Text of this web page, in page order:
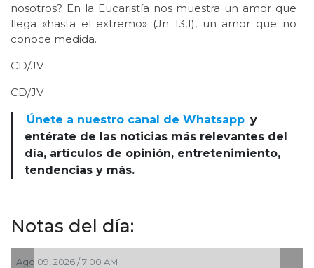
nosotros? En la Eucaristía nos muestra un amor que
llega «hasta el extremo» (Jn 13,1), un amor que no
conoce medida.
CD/JV
CD/JV
Únete a nuestro canal de Whatsapp y
entérate de las noticias más relevantes del
día, artículos de opinión, entretenimiento,
tendencias y más.
Notas del día:
2026 / 7:00 AM